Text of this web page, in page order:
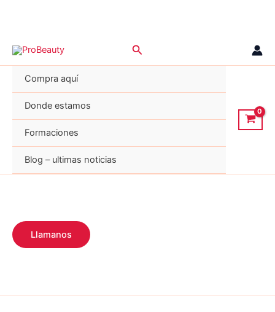
Buscar
Compra aquí
Donde estamos
Formaciones
Blog – ultimas noticias
Llamanos